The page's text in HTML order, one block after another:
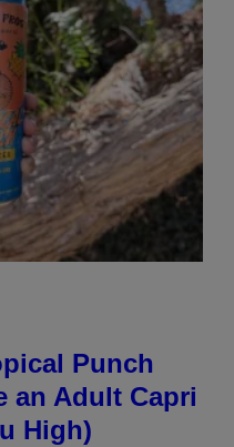
Punch
an Adult Capri
High)